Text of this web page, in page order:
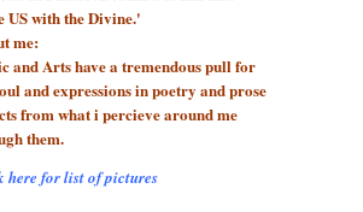
US with the Divine.'
me:
and Arts have a tremendous pull for
and expressions in poetry and prose
from what i percieve around me
them.
here for list of pictures